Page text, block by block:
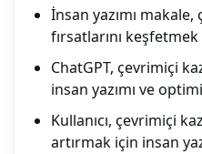
İnsan yazımı
fırsatlarını
ChatGPT, çevrimiçi
insan yazımı ve
Kullanıcı, çevrimiçi
artırmak için insan